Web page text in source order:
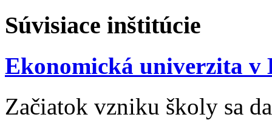
Súvisiace inštitúcie
Ekonomická univerzita v
Začiatok vzniku školy sa